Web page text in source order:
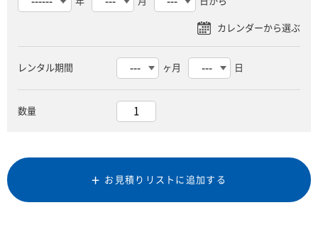
レンタル期間 ヶ月 日
数量
お見積りリストに追加する